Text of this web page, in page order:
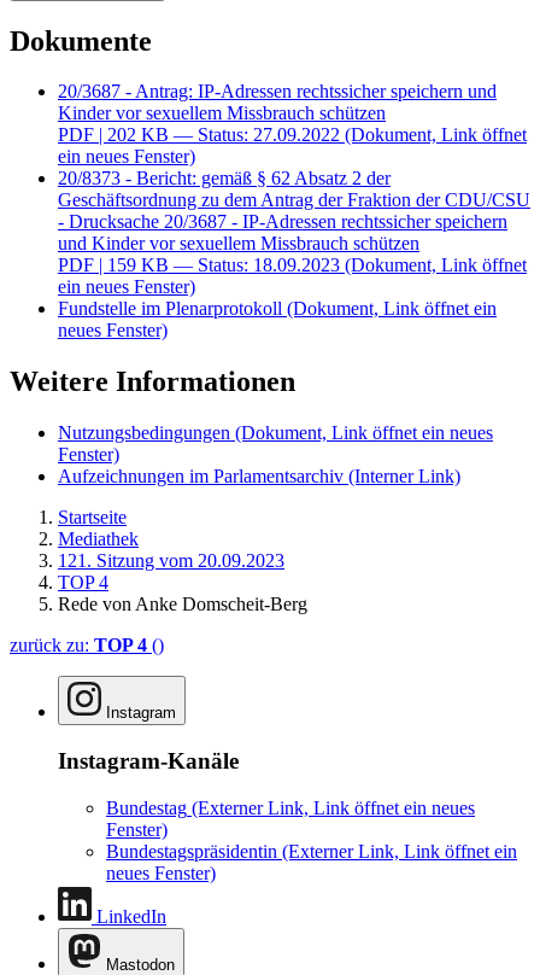
Dokumente
20/3687 - Antrag: IP-Adressen rechtssicher speichern und
Kinder vor sexuellem Missbrauch schützen
PDF | 202 KB — Status: 27.09.2022 (Dokument, Link öffnet
ein neues Fenster)
20/8373 - Bericht: gemäß § 62 Absatz 2 der
Geschäftsordnung zu dem Antrag der Fraktion der CDU/CSU
- Drucksache 20/3687 - IP-Adressen rechtssicher speichern
und Kinder vor sexuellem Missbrauch schützen
PDF | 159 KB — Status: 18.09.2023 (Dokument, Link öffnet
ein neues Fenster)
Fundstelle im Plenarprotokoll (Dokument, Link öffnet ein
neues Fenster)
Weitere Informationen
Nutzungsbedingungen (Dokument, Link öffnet ein neues
Fenster)
Aufzeichnungen im Parlamentsarchiv (Interner Link)
Startseite
Mediathek
121. Sitzung vom 20.09.2023
TOP 4
Rede von Anke Domscheit-Berg
zurück zu: TOP 4 ()
Instagram
Instagram-Kanäle
Bundestag (Externer Link, Link öffnet ein neues
Fenster)
Bundestagspräsidentin (Externer Link, Link öffnet ein
neues Fenster)
LinkedIn
Mastodon